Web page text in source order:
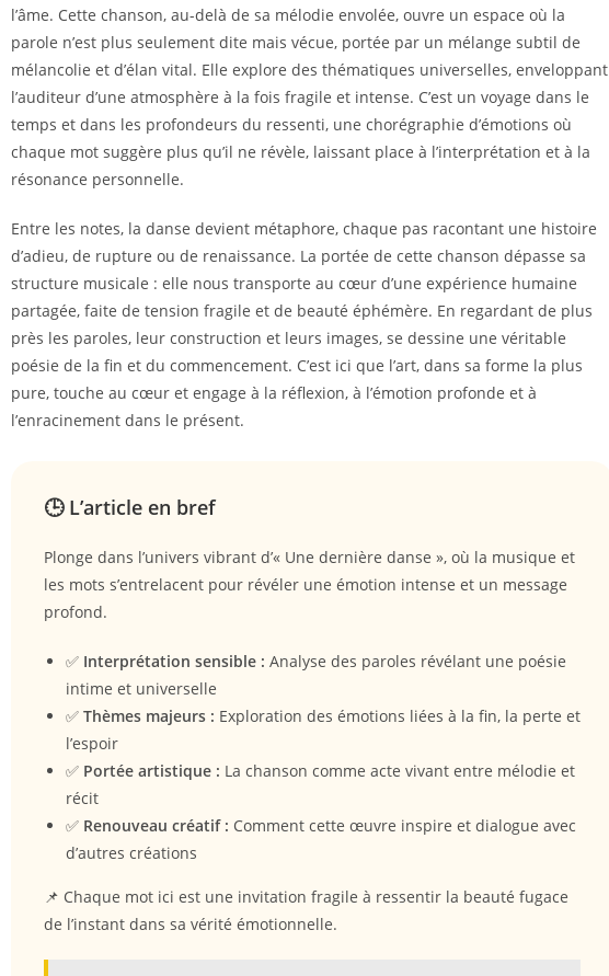
l’âme. Cette chanson, au-delà de sa mélodie envolée, ouvre un espace où la
parole n’est plus seulement dite mais vécue, portée par un mélange subtil de
mélancolie et d’élan vital. Elle explore des thématiques universelles, enveloppant
l’auditeur d’une atmosphère à la fois fragile et intense. C’est un voyage dans le
temps et dans les profondeurs du ressenti, une chorégraphie d’émotions où
chaque mot suggère plus qu’il ne révèle, laissant place à l’interprétation et à la
résonance personnelle.
Entre les notes, la danse devient métaphore, chaque pas racontant une histoire
d’adieu, de rupture ou de renaissance. La portée de cette chanson dépasse sa
structure musicale : elle nous transporte au cœur d’une expérience humaine
partagée, faite de tension fragile et de beauté éphémère. En regardant de plus
près les paroles, leur construction et leurs images, se dessine une véritable
poésie de la fin et du commencement. C’est ici que l’art, dans sa forme la plus
pure, touche au cœur et engage à la réflexion, à l’émotion profonde et à
l’enracinement dans le présent.
🕒 L’article en bref
Plonge dans l’univers vibrant d’« Une dernière danse », où la musique et
les mots s’entrelacent pour révéler une émotion intense et un message
profond.
✅ Interprétation sensible : Analyse des paroles révélant une poésie
intime et universelle
✅ Thèmes majeurs : Exploration des émotions liées à la fin, la perte et
l’espoir
✅ Portée artistique : La chanson comme acte vivant entre mélodie et
récit
✅ Renouveau créatif : Comment cette œuvre inspire et dialogue avec
d’autres créations
📌 Chaque mot ici est une invitation fragile à ressentir la beauté fugace
de l’instant dans sa vérité émotionnelle.